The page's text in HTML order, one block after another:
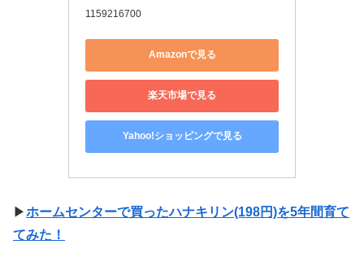
1159216700
Amazonで見る
楽天市場で見る
Yahoo!ショッピングで見る
▶ホームセンターで買ったハナキリン(198円)を5年間育て
てみた！